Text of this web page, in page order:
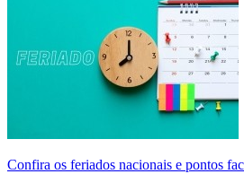
Confira os feriados nacionais e pontos